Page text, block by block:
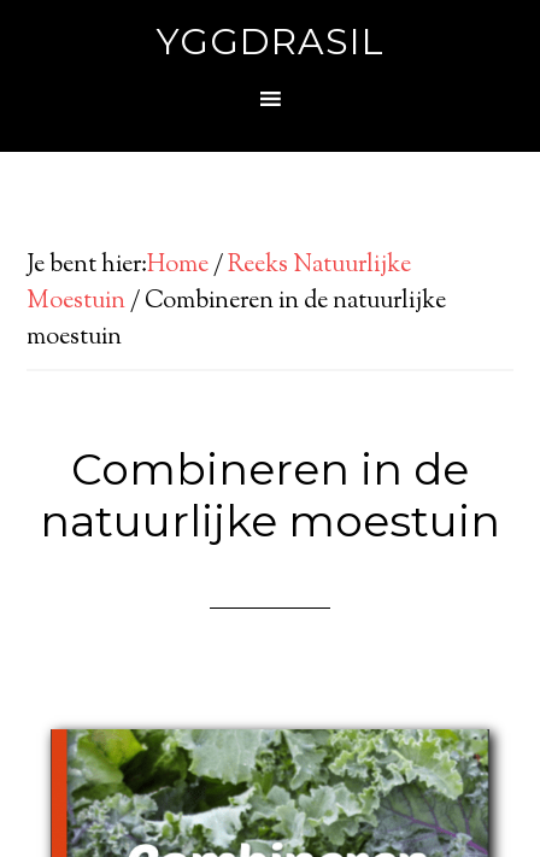
YGGDRASIL
Je bent hier:Home/Reeks Natuurlijke
Moestuin/Combineren in de natuurlijke
moestuin
Combineren in de
natuurlijke moestuin